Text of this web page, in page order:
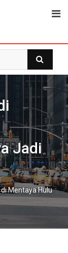
Jadi
Mentaya Hulu